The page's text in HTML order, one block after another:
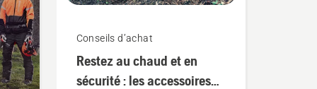
Conseils d’achat
Restez au chaud et en
sécurité : les accessoires